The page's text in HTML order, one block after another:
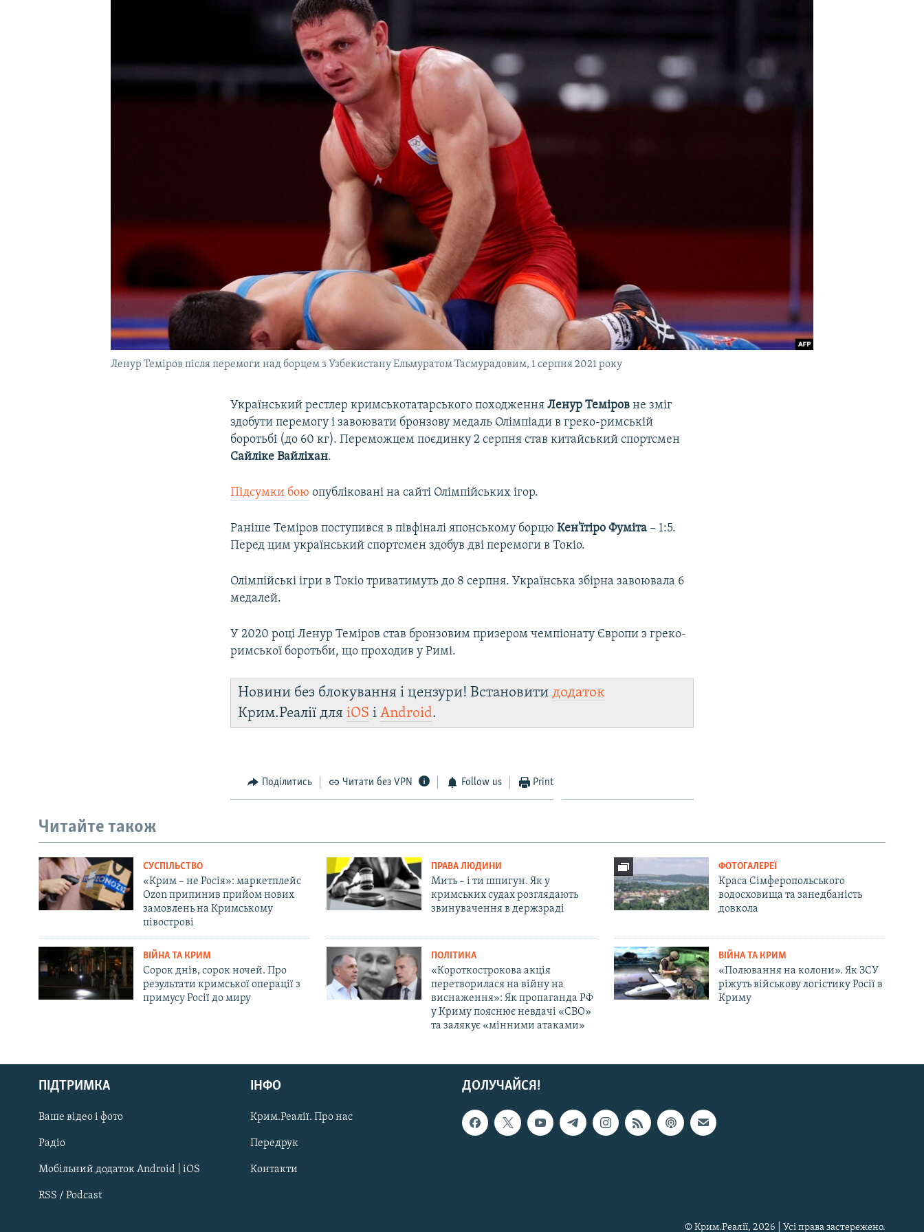
Русский
Qırımtatar
ДОЛУЧАЙСЯ!
Ленур Теміров після перемоги над борцем з Узбекистану Ельмуратом Тасмурадовим, 1 серпня 2021 року
Український рестлер кримськотатарського походженняЛенур Теміров не зміг
здобути перемогу і завоювати бронзову медаль Олімпіади в греко-римській
боротьбі (до 60 кг). Переможцем поєдинку 2 серпня став китайський спортсмен
Сайліке Вайліхан.
Підсумки бою опубліковані на сайті Олімпійських ігор.
Раніше Теміров поступився в півфіналі японському борцюКен'їтіро Фуміта – 1:5.
Перед цим український спортсмен здобув дві перемоги в Токіо.
Олімпійські ігри в Токіо триватимуть до 8 серпня. Українська збірна завоювала 6
медалей.
У 2020 році Ленур Теміров став бронзовим призером чемпіонату Європи з греко-
римської боротьби, що проходив у Римі.
Новини без блокування і цензури! Встановитидодаток
Крим.Реалії дляiOS іAndroid.
Поділитись Читати без VPN Follow us Print
Читайте також
СУСПІЛЬСТВО
«Крим – не Росія»: маркетплейс
Ozon припинив прийом нових
замовлень на Кримському
півострові
ПРАВА ЛЮДИНИ
Мить – і ти шпигун. Як у
кримських судах розглядають
звинувачення в держзраді
ФОТОГАЛЕРЕЇ
Краса Сімферопольського
водосховища та занедбаність
довкола
ВІЙНА ТА КРИМ
Сорок днів, сорок ночей. Про
результати кримської операції з
примусу Росії до миру
ПОЛІТИКА
«Короткострокова акція
перетворилася на війну на
виснаження»: Як пропаганда РФ
у Криму пояснює невдачі «СВО»
та залякує «мінними атаками»
ВІЙНА ТА КРИМ
«Полювання на колони». Як ЗСУ
ріжуть військову логістику Росії в
Криму
ДОЛУЧАЙСЯ!
ПІДТРИМКА
Ваше відео і фото
Радіо
Мобільний додаток Android | iOS
RSS / Podcast
ІНФО
Крим.Реалії. Про нас
Передрук
Контакти
© Крим.Реалії, 2026 | Усі права застережено.